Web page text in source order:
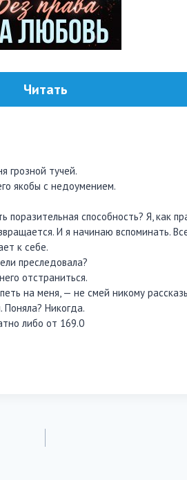
Читать
грозной тучей.
якобы с недоумением.
способность? Я, как
И я начинаю вспоминать.
к себе.
преследовала?
отстраниться.
на меня, — не смей никому
Никогда.
либо от 169.0